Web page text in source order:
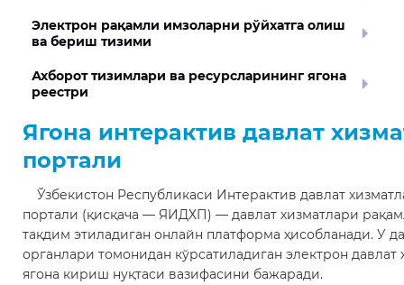
Электрон рақамли имзоларни рўйхатга олиш
ва бериш тизими
Ахборот тизимлари ва ресурсларининг ягона
реестри
Ягона интерактив давлат
портали
Ўзбекистон Республикаси Интерактив давлат
портали (қисқача — ЯИДХП) — давлат хизматлари
тақдим этиладиган онлайн платформа ҳисобланади. У
органлари томонидан кўрсатиладиган электрон давлат
ягона кириш нуқтаси вазифасини бажаради.